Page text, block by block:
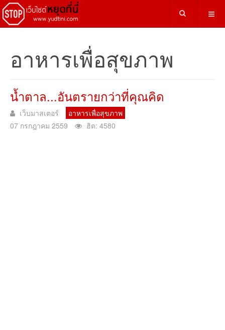
อาหารเพื่อสุขภาพ
น้ำตาล...อันตรายกว่าที่คุณคิด
เว็บมาสเตอร์
อาหารเพื่อสุขภาพ
07 กรกฎาคม 2559
ฮิต: 4580